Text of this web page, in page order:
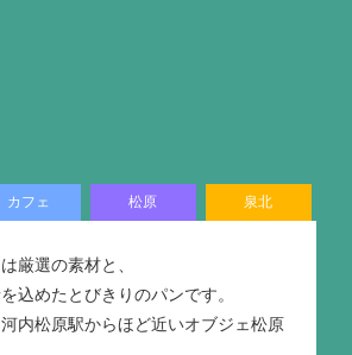
カフェ 松原 泉北
厳選の素材と、
込めたとびきりのパンです。
内松原駅からほど近いオブジェ松原